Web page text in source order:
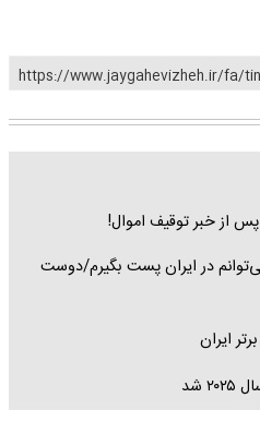
https://www.jaygahevizheh.ir/fa/
از خبر توقیف اموال!
در ایران پست بگیرم/دوست
ایران
شد